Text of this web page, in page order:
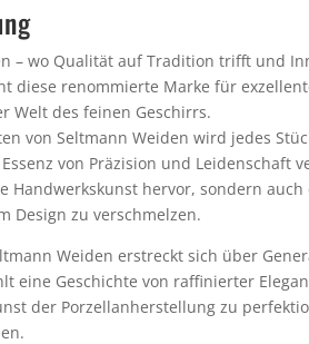
– wo Qualität auf Tradition trifft und
diese renommierte Marke für
Welt des feinen Geschirrs.
von Seltmann Weiden wird jedes
von Präzision und Leidenschaft
Handwerkskunst hervor, sondern
Design zu verschmelzen.
Weiden erstreckt sich über
eine Geschichte von raffinierter
der Porzellanherstellung zu